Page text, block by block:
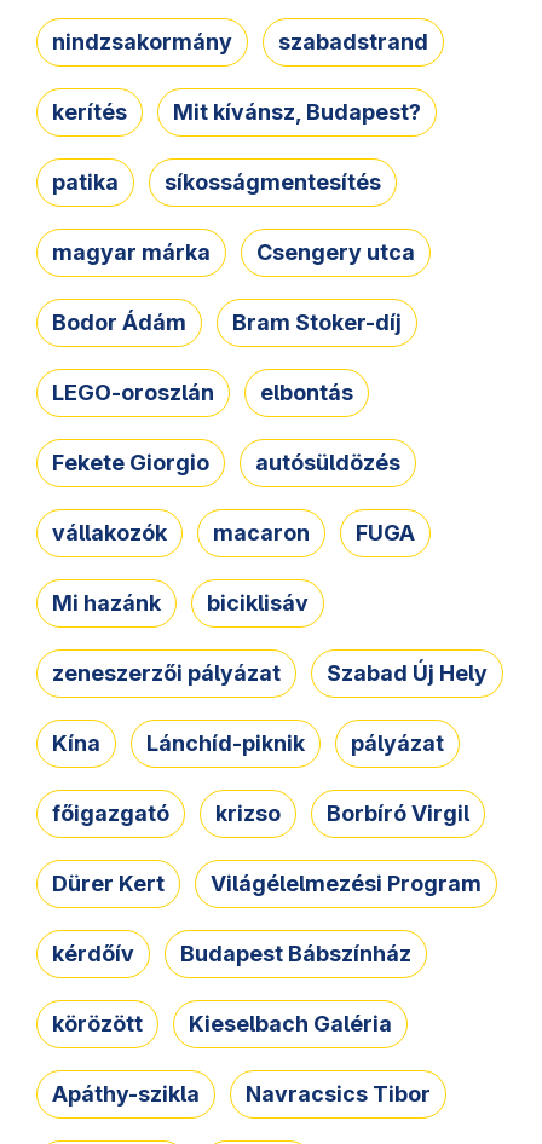
nindzsakormány szabadstrand
kerítés Mit kívánsz, Budapest?
patika síkosságmentesítés
magyar márka Csengery utca
Bodor Ádám Bram Stoker-díj
LEGO-oroszlán elbontás
Fekete Giorgio autósüldözés
vállakozók macaron FUGA
Mi hazánk biciklisáv
zeneszerzői pályázat Szabad Új Hely
Kína Lánchíd-piknik pályázat
főigazgató krizso Borbíró Virgil
Dürer Kert Világélelmezési Program
kérdőív Budapest Bábszínház
körözött Kieselbach Galéria
Apáthy-szikla Navracsics Tibor